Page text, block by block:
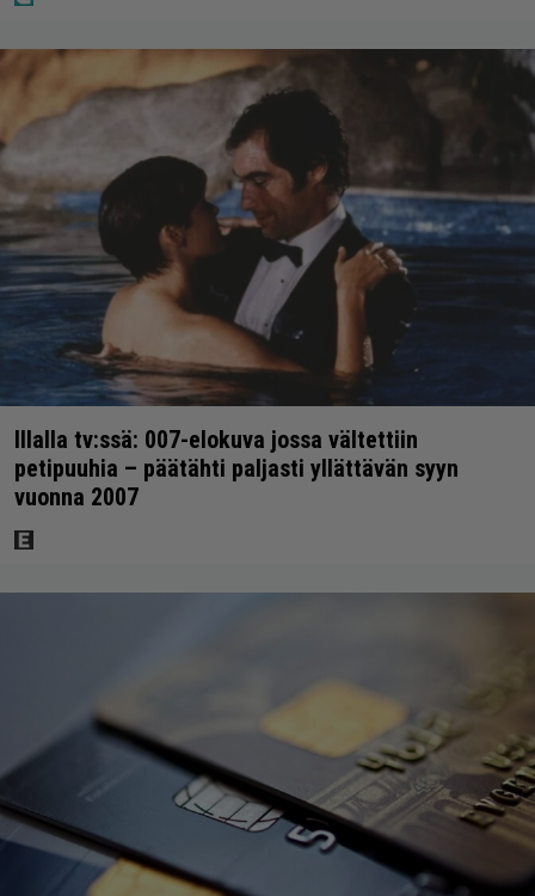
Illalla tv:ssä: 007-elokuva jossa vältettiin
petipuuhia – päätähti paljasti yllättävän syyn
vuonna 2007